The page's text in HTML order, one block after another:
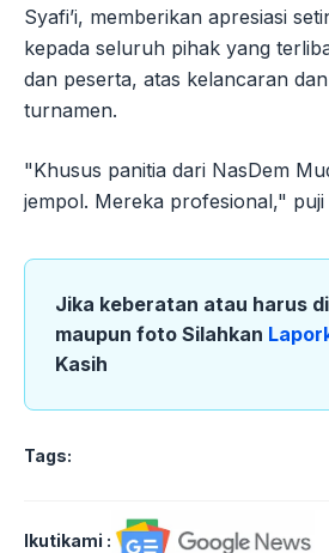
Syafi’i, memberikan apresiasi
kepada seluruh pihak yang
dan peserta, atas kelancaran
turnamen.
"Khusus panitia dari NasDem
jempol. Mereka profesional," puji
Jika keberatan atau harus
maupun foto Silahkan
Kasih
Tags:
Ikutikami :